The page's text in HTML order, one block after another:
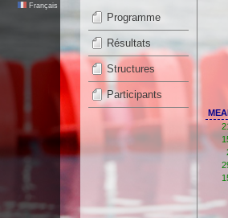
Français
Programme
Résultats
Structures
Participants